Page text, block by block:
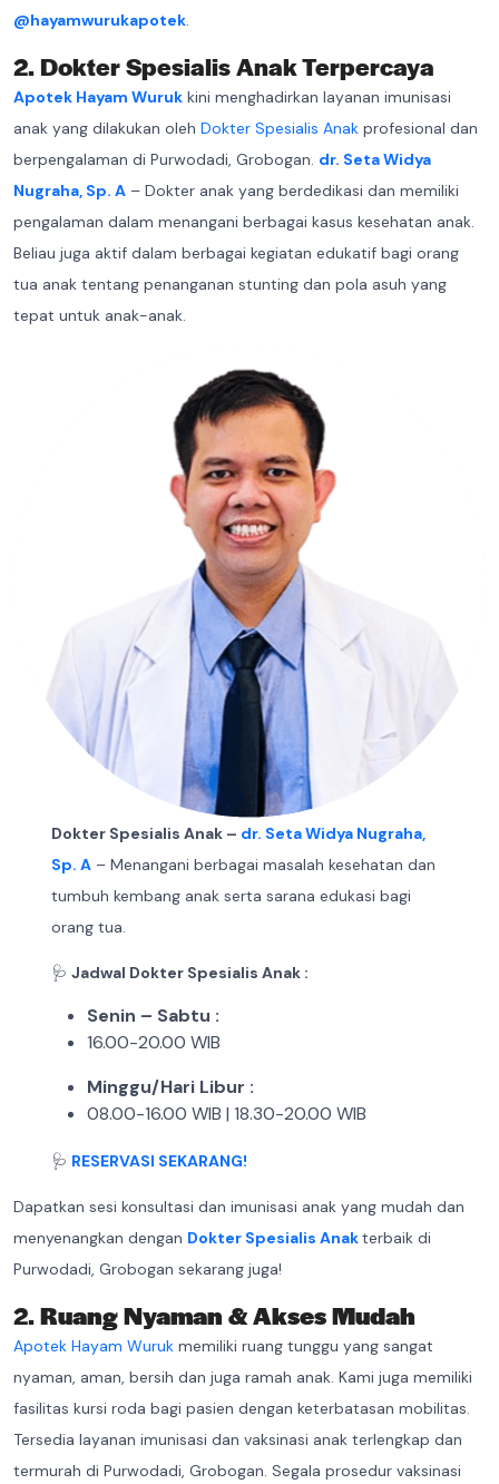
@hayamwurukapotek
2. Dokter Spesialis Anak Terpercaya
Apotek Hayam Wuruk kini menghadirkan layanan imunisasi
anak yang dilakukan oleh Dokter Spesialis Anak profesional dan
berpengalaman di Purwodadi, Grobogan. dr. Seta Widya
Nugraha, Sp. A – Dokter anak yang berdedikasi dan memiliki
pengalaman dalam menangani berbagai kasus kesehatan anak.
Beliau juga aktif dalam berbagai kegiatan edukatif bagi orang
tua anak tentang penanganan stunting dan pola asuh yang
tepat untuk anak-anak.
Dokter Spesialis Anak – dr. Seta Widya Nugraha,
Sp. A – Menangani berbagai masalah kesehatan dan
tumbuh kembang anak serta sarana edukasi bagi
orang tua.
🩺 Jadwal Dokter Spesialis Anak :
Senin – Sabtu :
16.00-20.00 WIB
Minggu/Hari Libur :
08.00-16.00 WIB | 18.30-20.00 WIB
🩺 RESERVASI SEKARANG!
Dapatkan sesi konsultasi dan imunisasi anak yang mudah dan
menyenangkan dengan Dokter Spesialis Anakterbaik di
Purwodadi, Grobogan sekarang juga!
2.Ruang Nyaman & Akses Mudah
Apotek Hayam Wuruk memiliki ruang tunggu yang sangat
nyaman, aman, bersih dan juga ramah anak. Kami juga memiliki
fasilitas kursi roda bagi pasien dengan keterbatasan mobilitas.
Tersedia layanan imunisasi dan vaksinasi anak terlengkap dan
termurah di Purwodadi, Grobogan. Segala prosedur vaksinasi